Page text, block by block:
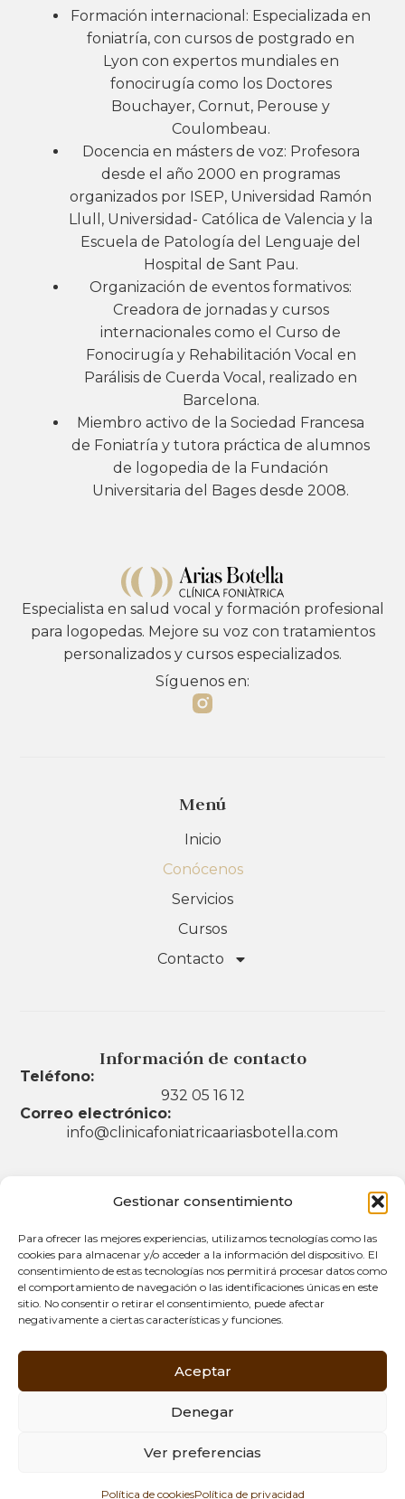
Gestionar consentimiento
Para ofrecer las mejores experiencias, utilizamos tecnologías como las
cookies para almacenar y/o acceder a la información del dispositivo. El
consentimiento de estas tecnologías nos permitirá procesar datos como
el comportamiento de navegación o las identificaciones únicas en este
sitio. No consentir o retirar el consentimiento, puede afectar
negativamente a ciertas características y funciones.
Aceptar
Denegar
Ver preferencias
Política de cookiesPolítica de privacidad
Formación internacional: Especializada en
foniatría, con cursos de postgrado en
Lyon con expertos mundiales en
fonocirugía como los Doctores
Bouchayer, Cornut, Perouse y
Coulombeau.
Docencia en másters de voz: Profesora
desde el año 2000 en programas
organizados por ISEP, Universidad Ramón
Llull, Universidad- Católica de Valencia y la
Escuela de Patología del Lenguaje del
Hospital de Sant Pau.
Organización de eventos formativos:
Creadora de jornadas y cursos
internacionales como el Curso de
Fonocirugía y Rehabilitación Vocal en
Parálisis de Cuerda Vocal, realizado en
Barcelona.
Miembro activo de la Sociedad Francesa
de Foniatría y tutora práctica de alumnos
de logopedia de la Fundación
Universitaria del Bages desde 2008.
Especialista en salud vocal y formación profesional
para logopedas. Mejore su voz con tratamientos
personalizados y cursos especializados.
Síguenos en:
Menú
Inicio
Conócenos
Servicios
Cursos
Contacto
Información de contacto
Teléfono:
932 05 16 12
Correo electrónico:
info@clinicafoniatricaariasbotella.com
Aviso legal
Política de privacidad
Política de cookies (UE)